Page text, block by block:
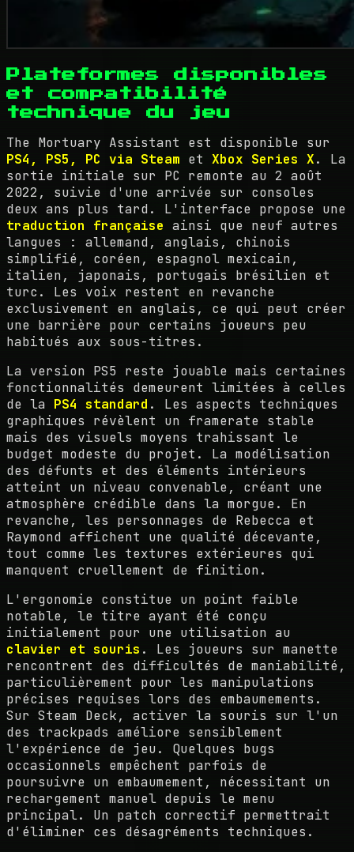
Plateformes disponibles
et compatibilité
technique du jeu
The Mortuary Assistant est disponible sur
PS4, PS5, PC via Steam et Xbox Series X. La
sortie initiale sur PC remonte au 2 août
2022, suivie d'une arrivée sur consoles
deux ans plus tard. L'interface propose une
traduction française ainsi que neuf autres
langues : allemand, anglais, chinois
simplifié, coréen, espagnol mexicain,
italien, japonais, portugais brésilien et
turc. Les voix restent en revanche
exclusivement en anglais, ce qui peut créer
une barrière pour certains joueurs peu
habitués aux sous-titres.
La version PS5 reste jouable mais certaines
fonctionnalités demeurent limitées à celles
de la PS4 standard . Les aspects techniques
graphiques révèlent un framerate stable
mais des visuels moyens trahissant le
budget modeste du projet. La modélisation
des défunts et des éléments intérieurs
atteint un niveau convenable, créant une
atmosphère crédible dans la morgue. En
revanche, les personnages de Rebecca et
Raymond affichent une qualité décevante,
tout comme les textures extérieures qui
manquent cruellement de finition.
L'ergonomie constitue un point faible
notable, le titre ayant été conçu
initialement pour une utilisation au
clavier et souris . Les joueurs sur manette
rencontrent des difficultés de maniabilité,
particulièrement pour les manipulations
précises requises lors des embaumements.
Sur Steam Deck, activer la souris sur l'un
des trackpads améliore sensiblement
l'expérience de jeu. Quelques bugs
occasionnels empêchent parfois de
poursuivre un embaumement, nécessitant un
rechargement manuel depuis le menu
principal. Un patch correctif permettrait
d'éliminer ces désagréments techniques.